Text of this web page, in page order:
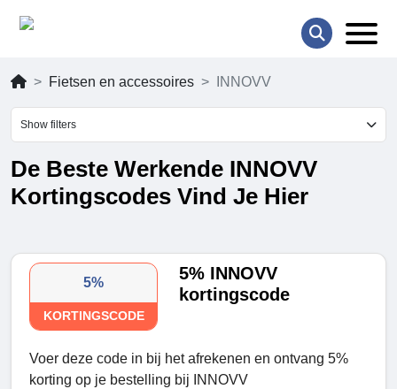
Fietsen en accessoires INNOVV
Show filters
De Beste Werkende INNOVV
Kortingscodes Vind Je Hier
5%
KORTINGSCODE
5% INNOVV
kortingscode
Voer deze code in bij het afrekenen en ontvang 5%
korting op je bestelling bij INNOVV